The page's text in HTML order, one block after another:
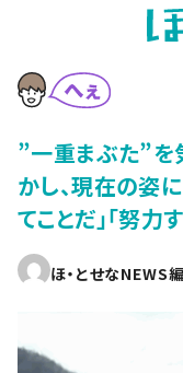
”一重まぶた”
かし、現在の姿
てことだ」「努力
ほ・とせなNEWS